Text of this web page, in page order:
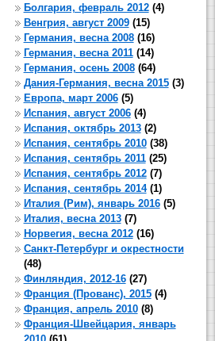
Болгария, февраль 2012(4)
Венгрия, август 2009(15)
Германия, весна 2008(16)
Германия, весна 2011(14)
Германия, осень 2008(64)
Дания-Германия, весна 2015(3)
Европа, март 2006(5)
Испания, август 2006(4)
Испания, октябрь 2013(2)
Испания, сентябрь 2010(38)
Испания, сентябрь 2011(25)
Испания, сентябрь 2012(7)
Испания, сентябрь 2014(1)
Италия (Рим), январь 2016(5)
Италия, весна 2013(7)
Норвегия, весна 2012(16)
Санкт-Петербург и окрестности
(48)
Финляндия, 2012-16(27)
Франция (Прованс), 2015(4)
Франция, апрель 2010(8)
Франция-Швейцария, январь